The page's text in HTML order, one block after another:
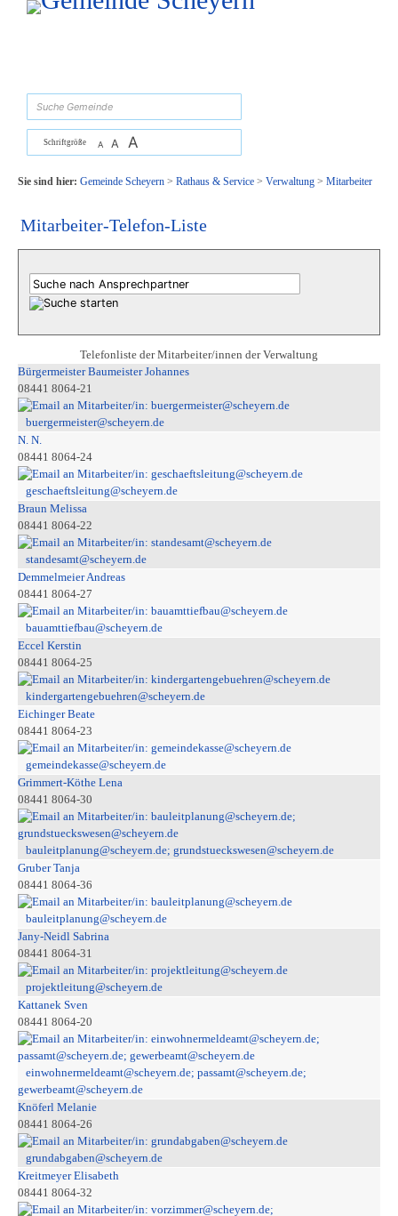
Zum Inhalt, zur Navigationoder zur Startseite springen.
Schriftgröße A A A
Sie sind hier: Gemeinde Scheyern> Rathaus & Service> Verwaltung> Mitarbeiter
Mitarbeiter-Telefon-Liste
Telefonliste der Mitarbeiter/innen der Verwaltung
Bürgermeister Baumeister Johannes
08441 8064-21
buergermeister@scheyern.de
N. N.
08441 8064-24
geschaeftsleitung@scheyern.de
Braun Melissa
08441 8064-22
standesamt@scheyern.de
Demmelmeier Andreas
08441 8064-27
bauamttiefbau@scheyern.de
Eccel Kerstin
08441 8064-25
kindergartengebuehren@scheyern.de
Eichinger Beate
08441 8064-23
gemeindekasse@scheyern.de
Grimmert-Köthe Lena
08441 8064-30
bauleitplanung@scheyern.de; grundstueckswesen@scheyern.de
Gruber Tanja
08441 8064-36
bauleitplanung@scheyern.de
Jany-Neidl Sabrina
08441 8064-31
projektleitung@scheyern.de
Kattanek Sven
08441 8064-20
einwohnermeldeamt@scheyern.de; passamt@scheyern.de;
gewerbeamt@scheyern.de
Knöferl Melanie
08441 8064-26
grundabgaben@scheyern.de
Kreitmeyer Elisabeth
08441 8064-32